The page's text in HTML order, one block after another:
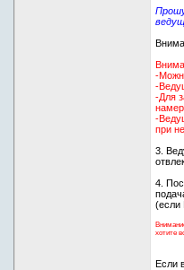
-
-
-Для
-
при
3.
4.
(если
хотите
Если